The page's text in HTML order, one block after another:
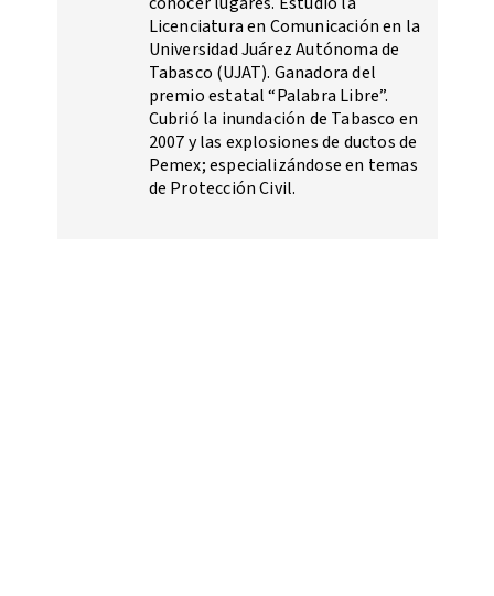
Licenciatura en Comunicación en la
Universidad Juárez Autónoma de
Tabasco (UJAT). Ganadora del
premio estatal “Palabra Libre”.
Cubrió la inundación de Tabasco en
2007 y las explosiones de ductos de
Pemex; especializándose en temas
de Protección Civil.